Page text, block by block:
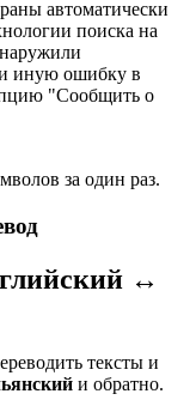
автоматически
поиска на
иную ошибку в
"Сообщить о
за один раз.
↔
тексты и
и обратно.